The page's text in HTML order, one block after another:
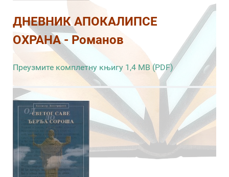
ДНЕВНИК АПОКАЛИПСЕ
ОХРАНА - Романов
Преузмите комплетну књигу 1,4 MB (PDF)